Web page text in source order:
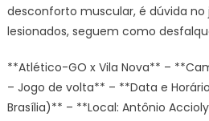
desconforto muscular, é dúvida no
lesionados, seguem como
**Atlético-GO x Vila Nova** –
– Jogo de volta** – **Data e
Brasília)** – **Local: Antônio